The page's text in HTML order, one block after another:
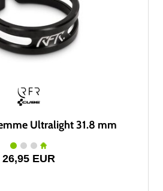
Ultralight 31.8 mm
26,95 EUR